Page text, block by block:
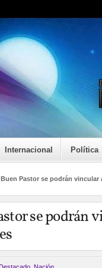
Internacional Política
Pastor se podrán vincular
se podrán